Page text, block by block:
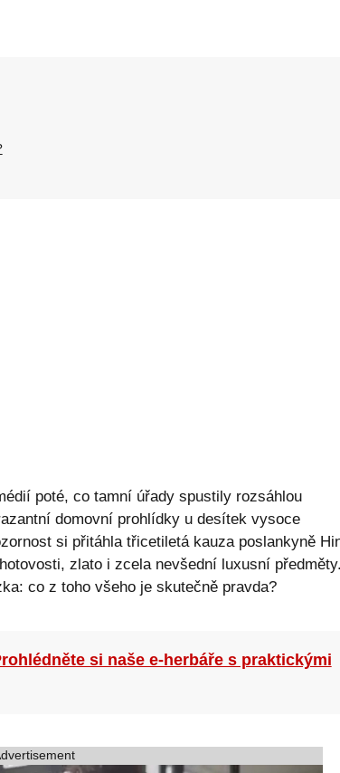
poté, co tamní úřady spustily rozsáhlou
domovní prohlídky u desítek vysoce
si přitáhla třicetiletá kauza poslankyně
zlato i zcela nevšední luxusní předměty.
co z toho všeho je skutečně pravda?
si naše e-herbáře s praktickými